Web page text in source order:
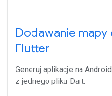
Dodawanie mapy
Flutter
Generuj aplikacje na
z jednego pliku Dart.